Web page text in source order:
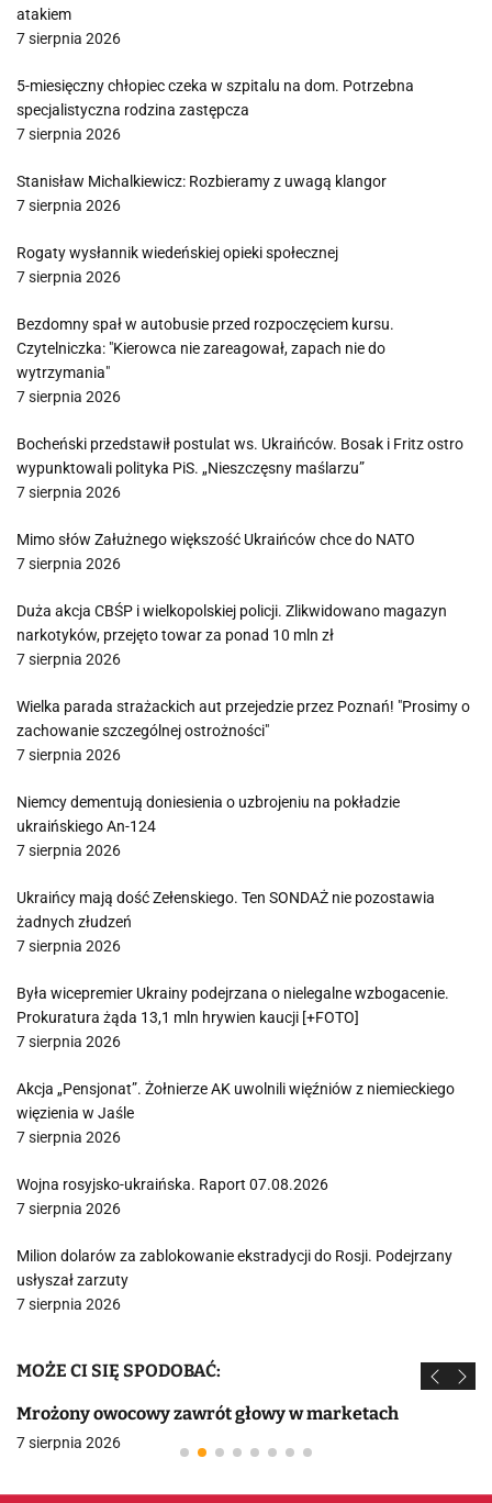
atakiem
7 sierpnia 2026
5-miesięczny chłopiec czeka w szpitalu na dom. Potrzebna
specjalistyczna rodzina zastępcza
7 sierpnia 2026
Stanisław Michalkiewicz: Rozbieramy z uwagą klangor
7 sierpnia 2026
Rogaty wysłannik wiedeńskiej opieki społecznej
7 sierpnia 2026
Bezdomny spał w autobusie przed rozpoczęciem kursu.
Czytelniczka: "Kierowca nie zareagował, zapach nie do
wytrzymania"
7 sierpnia 2026
Bocheński przedstawił postulat ws. Ukraińców. Bosak i Fritz ostro
wypunktowali polityka PiS. „Nieszczęsny maślarzu”
7 sierpnia 2026
Mimo słów Załużnego większość Ukraińców chce do NATO
7 sierpnia 2026
Duża akcja CBŚP i wielkopolskiej policji. Zlikwidowano magazyn
narkotyków, przejęto towar za ponad 10 mln zł
7 sierpnia 2026
Wielka parada strażackich aut przejedzie przez Poznań! "Prosimy o
zachowanie szczególnej ostrożności"
7 sierpnia 2026
Niemcy dementują doniesienia o uzbrojeniu na pokładzie
ukraińskiego An-124
7 sierpnia 2026
Ukraińcy mają dość Zełenskiego. Ten SONDAŻ nie pozostawia
żadnych złudzeń
7 sierpnia 2026
Była wicepremier Ukrainy podejrzana o nielegalne wzbogacenie.
Prokuratura żąda 13,1 mln hrywien kaucji [+FOTO]
7 sierpnia 2026
Akcja „Pensjonat”. Żołnierze AK uwolnili więźniów z niemieckiego
więzienia w Jaśle
7 sierpnia 2026
Wojna rosyjsko-ukraińska. Raport 07.08.2026
7 sierpnia 2026
Milion dolarów za zablokowanie ekstradycji do Rosji. Podejrzany
usłyszał zarzuty
7 sierpnia 2026
MOŻE CI SIĘ SPODOBAĆ:
Mrożony owocowy zawrót głowy w marketach
7 sierpnia 2026